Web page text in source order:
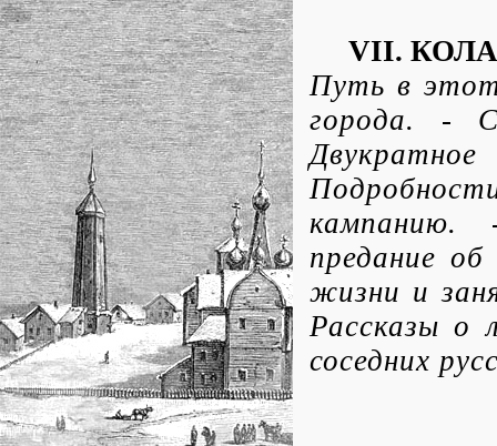
VII. КОЛА
Путь в
города. -
кампанию.
предание
жизни и
Рассказы о
соседних